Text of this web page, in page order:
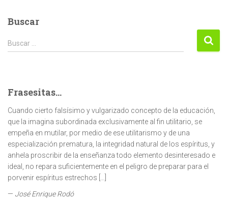
Buscar
Buscar:
Buscar …
Frasesitas...
Cuando cierto falsísimo y vulgarizado concepto de la educación,
que la imagina subordinada exclusivamente al fin utilitario, se
empeña en mutilar, por medio de ese utilitarismo y de una
especialización prematura, la integridad natural de los espíritus, y
anhela proscribir de la enseñanza todo elemento desinteresado e
ideal, no repara suficientemente en el peligro de preparar para el
porvenir espíritus estrechos […]
— José Enrique Rodó